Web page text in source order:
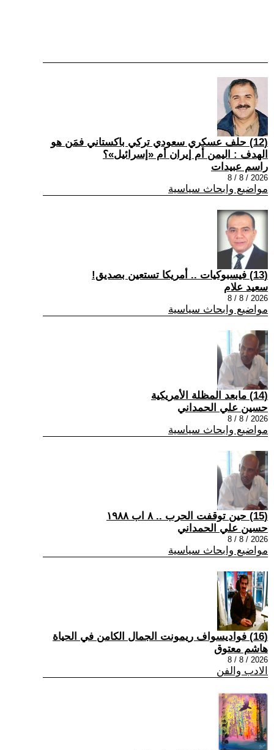
(12) حلف عسكري سعودي تركي باكستاني فمَن هو
الهدف : اليمن أم إيران أم «إسرائيل»؟
راسم عبيدات
2026 / 8 / 8
مواضيع وابحاث سياسية
(13) فيسبوكيات .. أمريكا تستعين بصديق!
سعيد علام
2026 / 8 / 8
مواضيع وابحاث سياسية
(14) مابعد المظلة الأمريكية
حسين علي الحمداني
2026 / 8 / 8
مواضيع وابحاث سياسية
(15) حين توقفت الحرب .. ٨ اب ١٩٨٨
حسين علي الحمداني
2026 / 8 / 8
مواضيع وابحاث سياسية
(16) فواديسواف ريمونت الجمال الكامن في الحياة
هاشم معتوق
2026 / 8 / 8
الادب والفن